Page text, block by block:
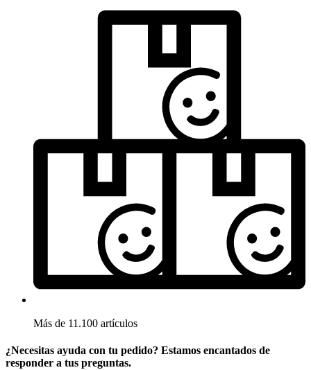
Más de 11.100 artículos
¿Necesitas ayuda con tu pedido? Estamos encantados de
responder a tus preguntas.